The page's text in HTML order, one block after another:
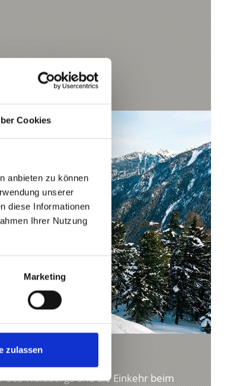
Cookies
anbieten zu können
unserer
diese Informationen
Ihrer Nutzung
Marketing
zulassen
Waldbergs und die Einkehr beim